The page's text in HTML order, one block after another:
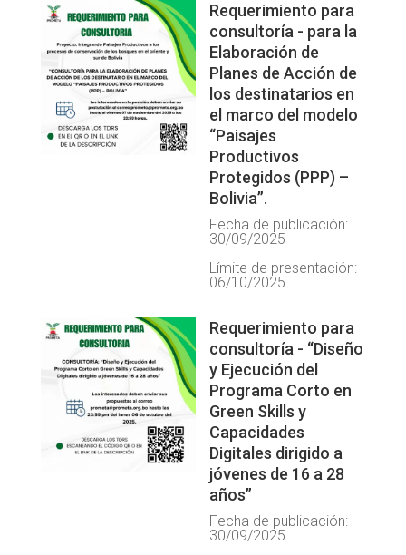
Requerimiento para
consultoría - para la
Elaboración de
Planes de Acción de
los destinatarios en
el marco del modelo
“Paisajes
Productivos
Protegidos (PPP) –
Bolivia”.
Fecha de publicación:
30/09/2025
Límite de presentación:
06/10/2025
Requerimiento para
consultoría - “Diseño
y Ejecución del
Programa Corto en
Green Skills y
Capacidades
Digitales dirigido a
jóvenes de 16 a 28
años”
Fecha de publicación:
30/09/2025